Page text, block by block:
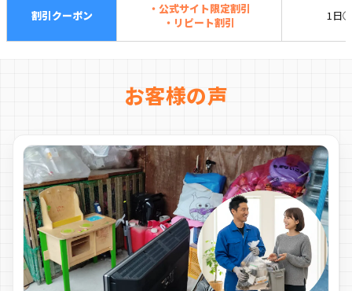
割引クーポン
・公式サイト限定割引
・リピート割引
1日
お客様の声